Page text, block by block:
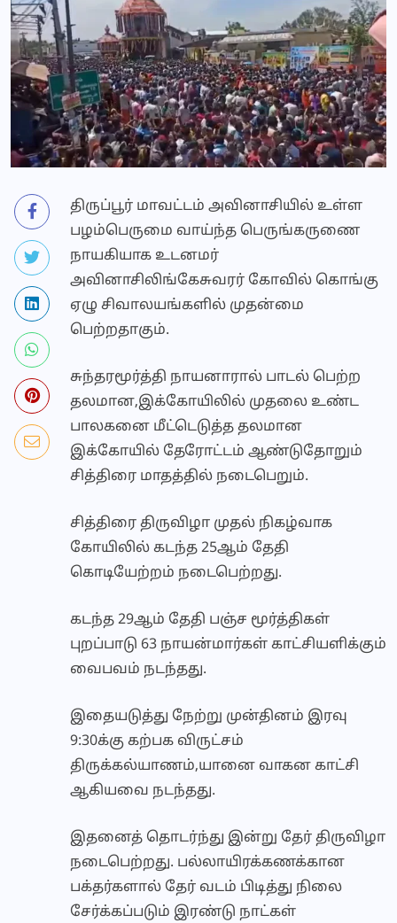
திருப்பூர் மாவட்டம் அவினாசியில் உள்ள
பழம்பெருமை வாய்ந்த பெருங்கருணை
நாயகியாக உடனமர்
அவினாசிலிங்கேசுவரர் கோவில் கொங்கு
ஏழு சிவாலயங்களில் முதன்மை
பெற்றதாகும்.
சுந்தரமூர்த்தி நாயனாரால் பாடல் பெற்ற
தலமான,இக்கோயிலில் முதலை உண்ட
பாலகனை மீட்டெடுத்த தலமான
இக்கோயில் தேரோட்டம் ஆண்டுதோறும்
சித்திரை மாதத்தில் நடைபெறும்.
சித்திரை திருவிழா முதல் நிகழ்வாக
கோயிலில் கடந்த 25ஆம் தேதி
கொடியேற்றம் நடைபெற்றது.
கடந்த 29ஆம் தேதி பஞ்ச மூர்த்திகள்
புறப்பாடு 63 நாயன்மார்கள் காட்சியளிக்கும்
வைபவம் நடந்தது.
இதையடுத்து நேற்று முன்தினம் இரவு
9:30க்கு கற்பக விருட்சம்
திருக்கல்யாணம்,யானை வாகன காட்சி
ஆகியவை நடந்தது.
இதனைத் தொடர்ந்து இன்று தேர் திருவிழா
நடைபெற்றது. பல்லாயிரக்கணக்கான
பக்தர்களால் தேர் வடம் பிடித்து நிலை
சேர்க்கப்படும் இரண்டு நாட்கள்